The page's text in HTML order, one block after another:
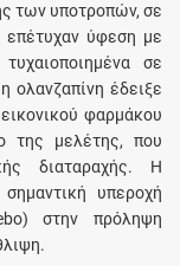
των υποτροπών, σε
επέτυχαν ύφεση με
σε
ολανζαπίνη έδειξε
φαρμάκου
της μελέτης, που
διαταραχής. Η
υπεροχή
στην πρόληψη